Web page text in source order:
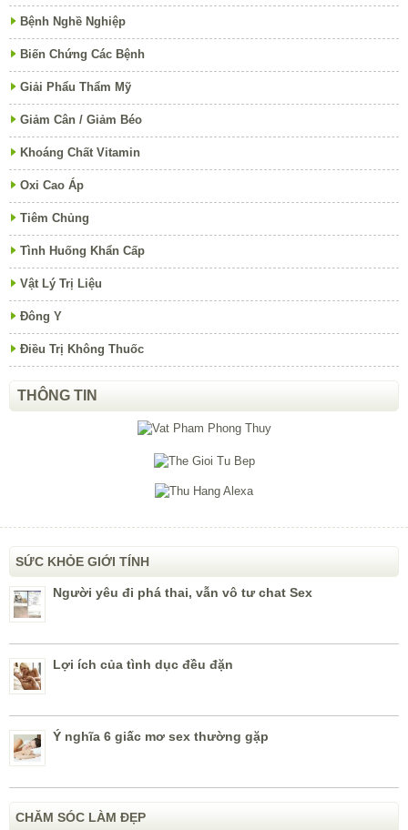
Bệnh Nghề Nghiệp
Biến Chứng Các Bệnh
Giải Phẩu Thẩm Mỹ
Giảm Cân / Giảm Béo
Khoáng Chất Vitamin
Oxi Cao Áp
Tiêm Chủng
Tình Huống Khẩn Cấp
Vật Lý Trị Liệu
Đông Y
Điều Trị Không Thuốc
THÔNG TIN
SỨC KHỎE GIỚI TÍNH
Người yêu đi phá thai, vẫn vô tư chat Sex
Lợi ích của tình dục đều đặn
Ý nghĩa 6 giấc mơ sex thường gặp
CHĂM SÓC LÀM ĐẸP